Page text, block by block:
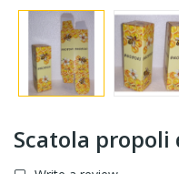
Scatola propoli